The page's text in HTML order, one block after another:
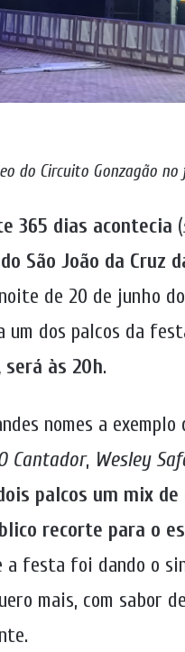
do Circuito Gonzagão no
365 dias acontecia (
São João da Cruz
de 20 de junho
um dos palcos da
será às 20h.
nomes a exemplo
Cantador, Wesley
palcos um mix
recorte para o
a festa foi dando o
mais, com sabor